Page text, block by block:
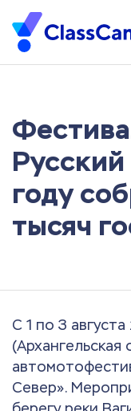
году
тысяч
С 1 по 3
Север».